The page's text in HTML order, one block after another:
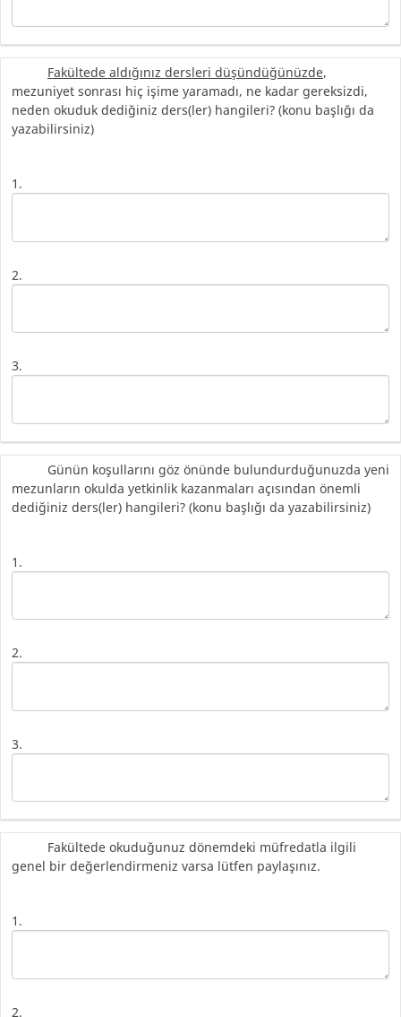
Fakültede aldığınız dersleri düşündüğünüzde,
mezuniyet sonrası hiç işime yaramadı, ne kadar gereksizdi,
neden okuduk dediğiniz ders(ler) hangileri? (konu başlığı da
yazabilirsiniz)
1.
2.
3.
Günün koşullarını göz önünde bulundurduğunuzda yeni
mezunların okulda yetkinlik kazanmaları açısından önemli
dediğiniz ders(ler) hangileri? (konu başlığı da yazabilirsiniz)
1.
2.
3.
Fakültede okuduğunuz dönemdeki müfredatla ilgili
genel bir değerlendirmeniz varsa lütfen paylaşınız.
1.
2.